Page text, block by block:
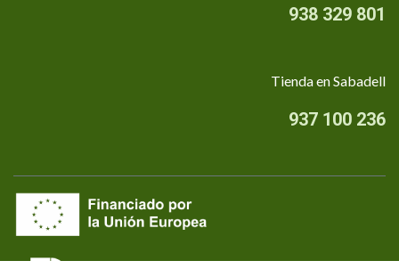
938 329 801
Tienda en Sabadell
937 100 236